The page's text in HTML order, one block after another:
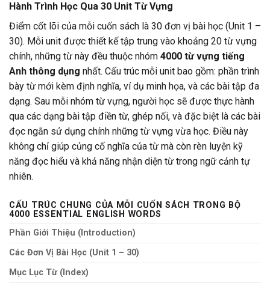
Hành Trình Học Qua 30 Unit Từ Vựng
Điểm cốt lõi của mỗi cuốn sách là 30 đơn vị bài học (Unit 1 –
30). Mỗi unit được thiết kế tập trung vào khoảng 20 từ vựng
chính, những từ này đều thuộc nhóm 4000 từ vựng tiếng
Anh thông dụng nhất. Cấu trúc mỗi unit bao gồm: phần trình
bày từ mới kèm định nghĩa, ví dụ minh họa, và các bài tập đa
dạng. Sau mỗi nhóm từ vựng, người học sẽ được thực hành
qua các dạng bài tập điền từ, ghép nối, và đặc biệt là các bài
đọc ngắn sử dụng chính những từ vựng vừa học. Điều này
không chỉ giúp củng cố nghĩa của từ mà còn rèn luyện kỹ
năng đọc hiểu và khả năng nhận diện từ trong ngữ cảnh tự
nhiên.
CẤU TRÚC CHUNG CỦA MỖI CUỐN SÁCH TRONG BỘ
4000 ESSENTIAL ENGLISH WORDS
Phần Giới Thiệu (Introduction)
Các Đơn Vị Bài Học (Unit 1 – 30)
Mục Lục Từ (Index)